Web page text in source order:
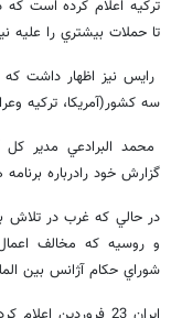
تركيه اعلام كرده است كه
تا حملات بيشتري را عليه
رايس نيز اظهار داشت
سه كشور(آمريكا، تركيه
محمد البرادعي مدير
گزارش خود رادرباره
در حالي كه غرب در تلاش
و روسيه كه مخالف
شوراي حكام آژانس بين